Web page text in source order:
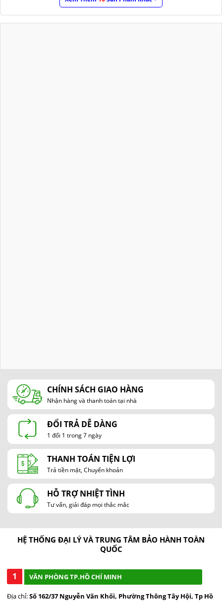
CHÍNH SÁCH GIAO HÀNG
Nhận hàng và thanh toán tại nhà
ĐỔI TRẢ DỄ DÀNG
1 đổi 1 trong 7 ngày
THANH TOÁN TIỆN LỢI
Trả tiền mặt, Chuyển khoản
HỖ TRỢ NHIỆT TÌNH
Tư vấn, giải đáp mọi thắc mắc
HỆ THỐNG ĐẠI LÝ VÀ TRUNG TÂM BẢO HÀNH TOÀN
QUỐC
1 VĂN PHÒNG TP.HỒ CHÍ MINH
Địa chỉ:Số 162/37 Nguyễn Văn Khối, Phường Thông Tây Hội, Tp Hồ